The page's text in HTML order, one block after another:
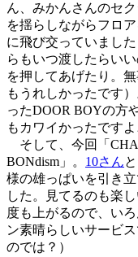
ん、みかんさんのセ
を揺らしながらフロ
に飛び交っていまし
らもいつ渡したらい
を押してあげたり。
もうれしかったです）
ったDOOR BOYの方
もカワイかったですよ
そして、今回「
BONdism」。 10さん
様の雄っぱいを引き
した。見てるのも楽
度も上がるので、い
ン素晴らしいサービ
のでは？）